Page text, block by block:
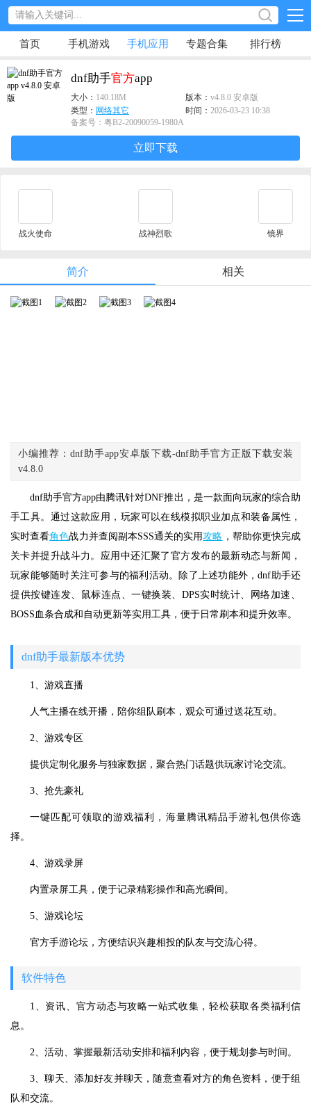
首页 手机游戏 手机应用 专题合集 排行榜
dnf助手官方app
大小： 140.18M 版本： v4.8.0 安卓版
类型： 网络其它 时间： 2026-03-23 10:38
备案号：粤B2-20090059-1980A
立即下载
战火使命 战神烈歌 镜界
简介 相关
小编推荐：dnf助手app安卓版下载-dnf助手官方正版下载安装
v4.8.0
dnf助手官方app由腾讯针对DNF推出，是一款面向玩家的综合助
手工具。通过这款应用，玩家可以在线模拟职业加点和装备属性，
实时查看角色战力并查阅副本SSS通关的实用攻略 ，帮助你更快完成
关卡并提升战斗力。应用中还汇聚了官方发布的最新动态与新闻，
玩家能够随时关注可参与的福利活动。除了上述功能外，dnf助手还
提供按键连发、鼠标连点、一键换装、DPS实时统计、网络加速、
BOSS血条合成和自动更新等实用工具，便于日常刷本和提升效率。
dnf助手最新版本优势
1、游戏直播
人气主播在线开播，陪你组队刷本，观众可通过送花互动。
2、游戏专区
提供定制化服务与独家数据，聚合热门话题供玩家讨论交流。
3、抢先豪礼
一键匹配可领取的游戏福利，海量腾讯精品手游礼包供你选
择。
4、游戏录屏
内置录屏工具，便于记录精彩操作和高光瞬间。
5、游戏论坛
官方手游论坛，方便结识兴趣相投的队友与交流心得。
软件特色
1、资讯、官方动态与攻略一站式收集，轻松获取各类福利信
息。
2、活动、掌握最新活动安排和福利内容，便于规划参与时间。
3、聊天、添加好友并聊天，随意查看对方的角色资料，便于组
队和交流。